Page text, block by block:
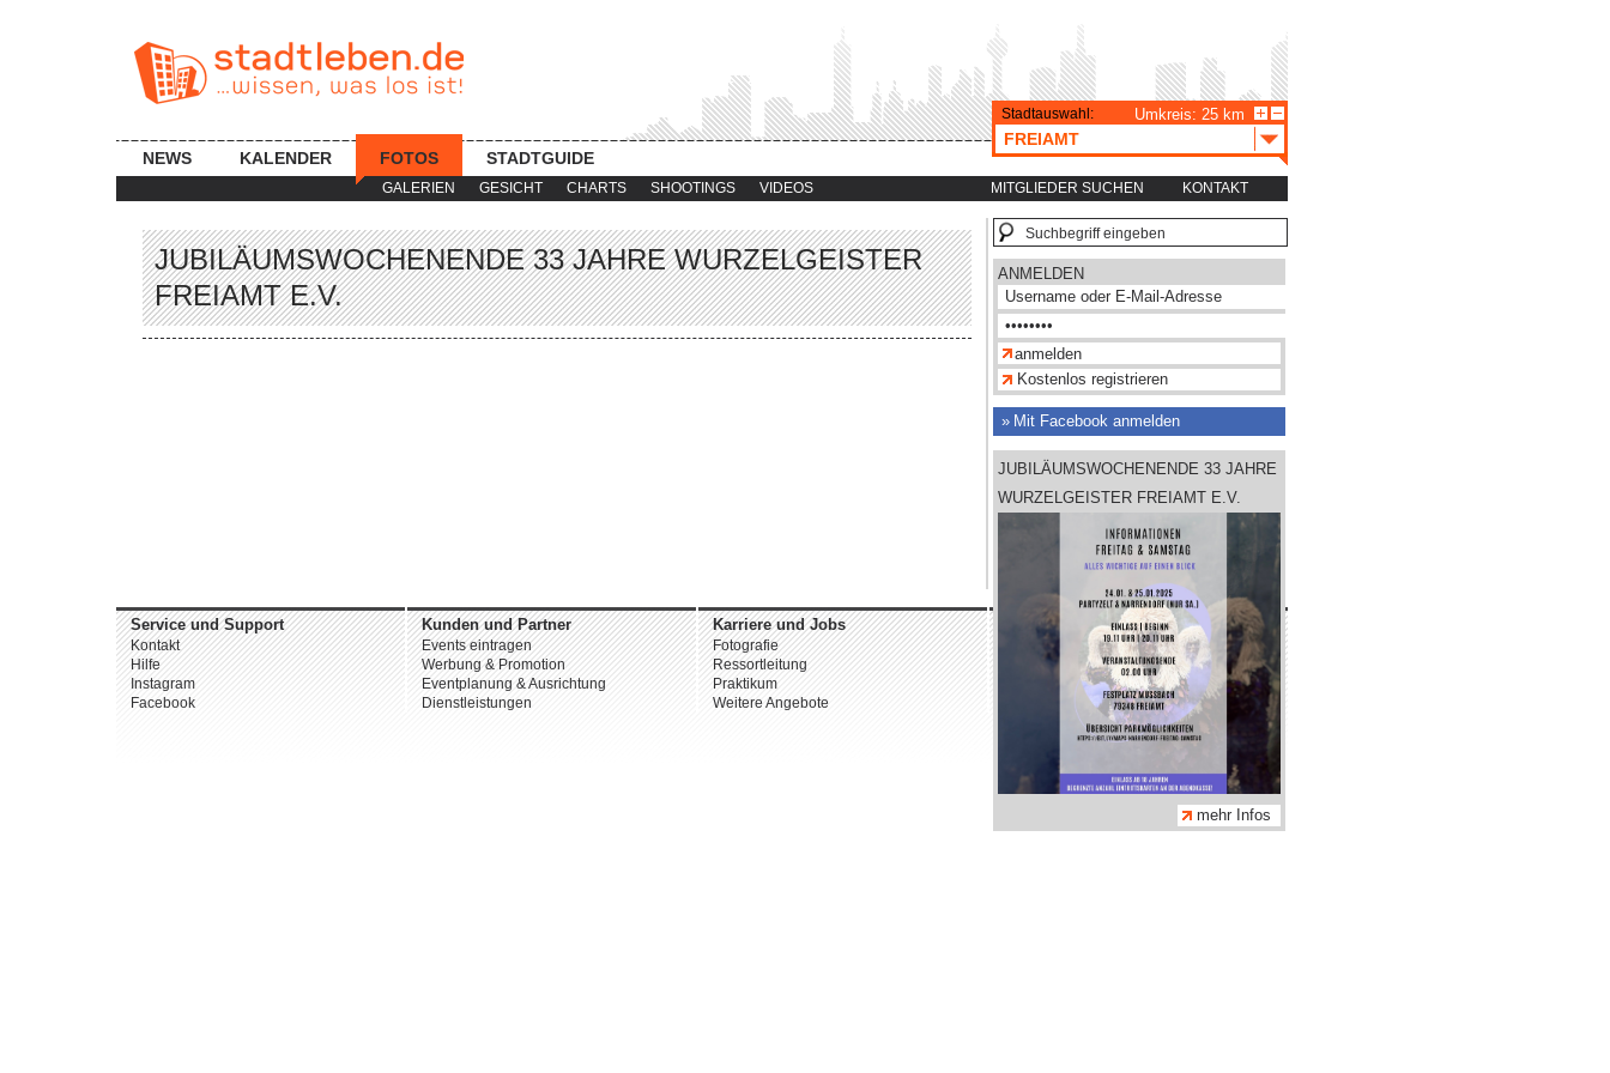
GALERIEN GESICHT CHARTS SHOOTINGS VIDEOS MITGLIEDER SUCHEN KONTAKT
NEWS KALENDER FOTOS STADTGUIDE
Stadtauswahl: Umkreis: 25 km
FREIAMT
JUBILÄUMSWOCHENENDE 33 JAHRE WURZELGEISTER
FREIAMT E.V.
ANMELDEN
Kostenlos registrieren
Mit Facebook anmelden
JUBILÄUMSWOCHENENDE 33 JAHRE
WURZELGEISTER FREIAMT E.V.
mehr Infos
Service und Support
Kontakt
Hilfe
Instagram
Facebook
Kunden und Partner
Events eintragen
Werbung & Promotion
Eventplanung & Ausrichtung
Dienstleistungen
Karriere und Jobs
Fotografie
Ressortleitung
Praktikum
Weitere Angebote
Unternehmen
Über uns
Datenschutz
© 2026 stadtleben GmbH